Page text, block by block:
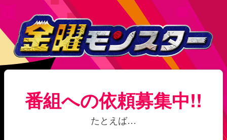
番組への依頼募集中!!
たとえば…